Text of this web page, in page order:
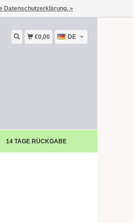
€0,00 DE
14 TAGE RÜCKGABE
Datenschutzerklärung. »